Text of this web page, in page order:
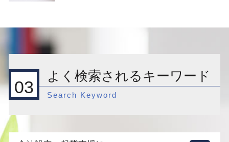
03
よく検索されるキーワード
Search Keyword